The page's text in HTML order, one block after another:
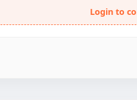
Login to